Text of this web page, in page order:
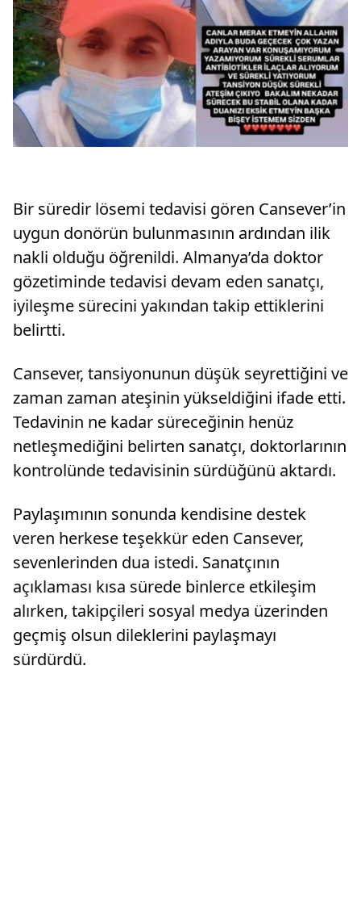
Bir süredir lösemi tedavisi gören Cansever’in
uygun donörün bulunmasının ardından ilik
nakli olduğu öğrenildi. Almanya’da doktor
gözetiminde tedavisi devam eden sanatçı,
iyileşme sürecini yakından takip ettiklerini
belirtti.
Cansever, tansiyonunun düşük seyrettiğini ve
zaman zaman ateşinin yükseldiğini ifade etti.
Tedavinin ne kadar süreceğinin henüz
netleşmediğini belirten sanatçı, doktorlarının
kontrolünde tedavisinin sürdüğünü aktardı.
Paylaşımının sonunda kendisine destek
veren herkese teşekkür eden Cansever,
sevenlerinden dua istedi. Sanatçının
açıklaması kısa sürede binlerce etkileşim
alırken, takipçileri sosyal medya üzerinden
geçmiş olsun dileklerini paylaşmayı
sürdürdü.